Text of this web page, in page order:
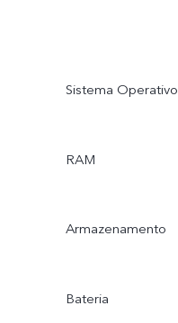
Sistema Operativo
RAM
Armazenamento
Bateria